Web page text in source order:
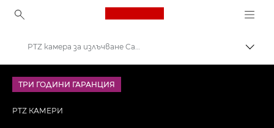
Canon Logo, back to
PTZ камера за излъчване Canon CR-N700
ТРИ ГОДИНИ ГАРАНЦИЯ
PTZ КАМЕРИ